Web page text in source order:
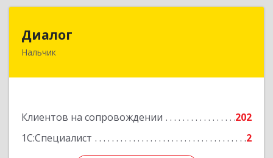
Диалог
Нальчик
Клиентов на сопровождении
202
1С:Специалист
2
360016, Кабардино-Балкарская Респ, Нальчик г,